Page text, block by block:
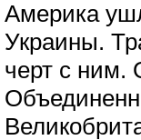
Америка
Украины.
черт с ним.